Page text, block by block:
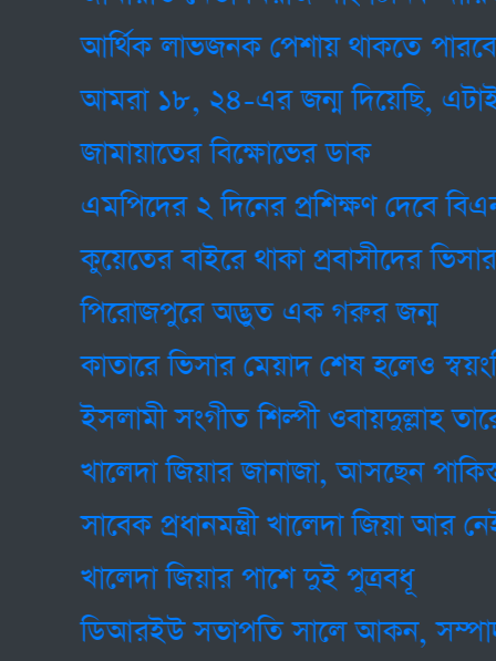
আর্থিক লাভজনক পেশায় থাকতে পারবেন না
আমরা ১৮, ২৪-এর জন্ম দিয়েছি, এটাই বড়
জামায়াতের বিক্ষোভের ডাক
এমপিদের ২ দিনের প্রশিক্ষণ দেবে বিএনপি
কুয়েতের বাইরে থাকা প্রবাসীদের ভিসার
পিরোজপুরে অদ্ভুত এক গরুর জন্ম
কাতারে ভিসার মেয়াদ শেষ হলেও
ইসলামী সংগীত শিল্পী ওবায়দুল্লাহ
খালেদা জিয়ার জানাজা, আসছেন পাকিস্তান ও
সাবেক প্রধানমন্ত্রী খালেদা জিয়া আর নেই
খালেদা জিয়ার পাশে দুই পুত্রবধূ
ডিআরইউ সভাপতি সালে আকন, সম্পাদক